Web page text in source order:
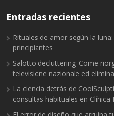
Entradas recientes
Rituales de amor según la
principiantes
Salotto decluttering: Come
televisione nazionale ed
La ciencia detrás de
consultas habituales en Clínica